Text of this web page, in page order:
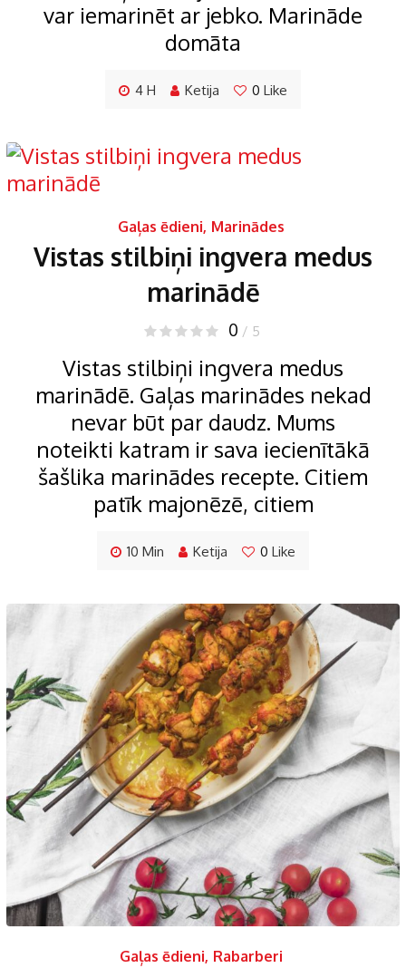
var iemarinēt ar jebko. Marināde
domāta
4 H Ketija 0 Like
Gaļas ēdieni, Marinādes
Vistas stilbiņi ingvera medus
marinādē
0 / 5
Vistas stilbiņi ingvera medus
marinādē. Gaļas marinādes nekad
nevar būt par daudz. Mums
noteikti katram ir sava iecienītākā
šašlika marinādes recepte. Citiem
patīk majonēzē, citiem
10 Min Ketija 0 Like
Gaļas ēdieni, Rabarberi